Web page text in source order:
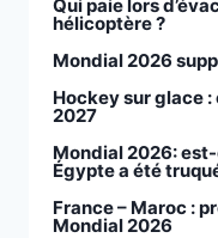
Qui paie lors
hélicoptère ?
Mondial 2026
Hockey sur glace
2027
Mondial 2026:
Égypte a été
France – Maroc :
Mondial 2026